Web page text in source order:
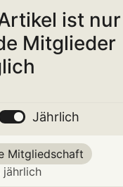
ist
Mitglieder
Jährlich
Mitgliedschaft
jährlich